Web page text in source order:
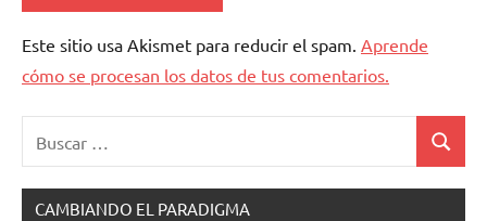
Este sitio usa Akismet para reducir el spam. Aprende
cómo se procesan los datos de tus comentarios.
Buscar
CAMBIANDO EL PARADIGMA